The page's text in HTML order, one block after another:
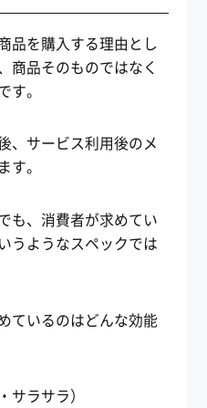
品を購入する理由とし
商品そのものではなく
す。
、サービス利用後のメ
す。
も、消費者が求めてい
ようなスペックでは
ているのはどんな効能
サラサラ）